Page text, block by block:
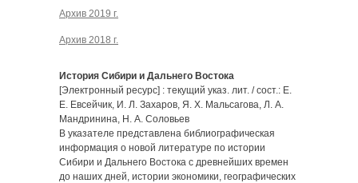
Архив 2019 г.
Архив 2018 г.
История Сибири и Дальнего Востока
[Электронный ресурс] : текущий указ. лит. / сост.: Е.
Е. Евсейчик, И. Л. Захаров, Я. Х. Мальсагова, Л. А.
Мандринина, Н. А. Соловьев
В указателе представлена библиографическая
информация о новой литературе по истории
Сибири и Дальнего Востока с древнейших времен
до наших дней, истории экономики, географических